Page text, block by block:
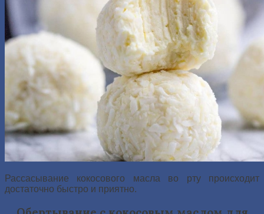
Рассасывание кокосового масла во рту происходит
достаточно быстро и приятно.